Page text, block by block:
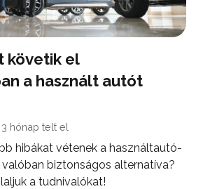
követik el
a használt autót
3 hónap telt el
hibákat vétenek a használtautó-
biztonságos alternatíva?
a tudnivalókat!